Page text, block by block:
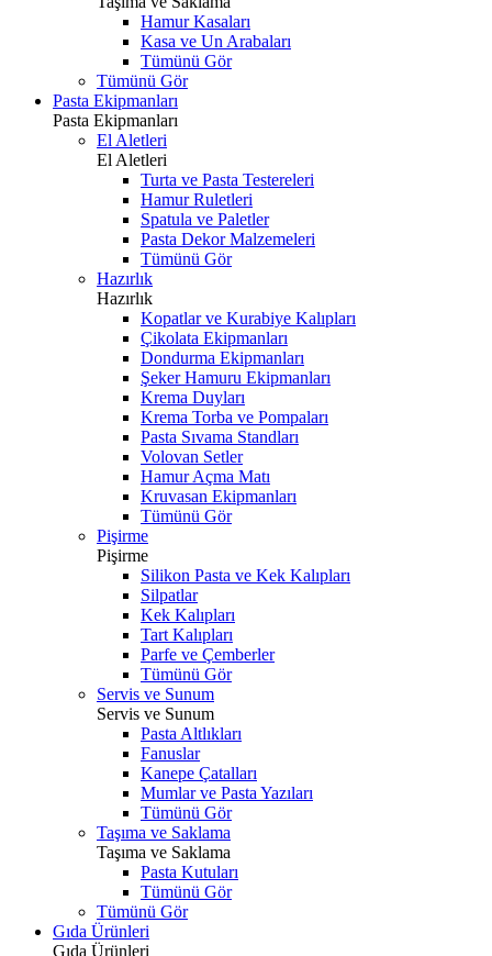
Hamur Kasaları
Kasa ve Un Arabaları
Tümünü Gör
Tümünü Gör
Pasta Ekipmanları
Pasta Ekipmanları
El Aletleri
El Aletleri
Turta ve Pasta Testereleri
Hamur Ruletleri
Spatula ve Paletler
Pasta Dekor Malzemeleri
Tümünü Gör
Hazırlık
Hazırlık
Kopatlar ve Kurabiye Kalıpları
Çikolata Ekipmanları
Dondurma Ekipmanları
Şeker Hamuru Ekipmanları
Krema Duyları
Krema Torba ve Pompaları
Pasta Sıvama Standları
Volovan Setler
Hamur Açma Matı
Kruvasan Ekipmanları
Tümünü Gör
Pişirme
Pişirme
Silikon Pasta ve Kek Kalıpları
Silpatlar
Kek Kalıpları
Tart Kalıpları
Parfe ve Çemberler
Tümünü Gör
Servis ve Sunum
Servis ve Sunum
Pasta Altlıkları
Fanuslar
Kanepe Çatalları
Mumlar ve Pasta Yazıları
Tümünü Gör
Taşıma ve Saklama
Taşıma ve Saklama
Pasta Kutuları
Tümünü Gör
Tümünü Gör
Gıda Ürünleri
Gıda Ürünleri